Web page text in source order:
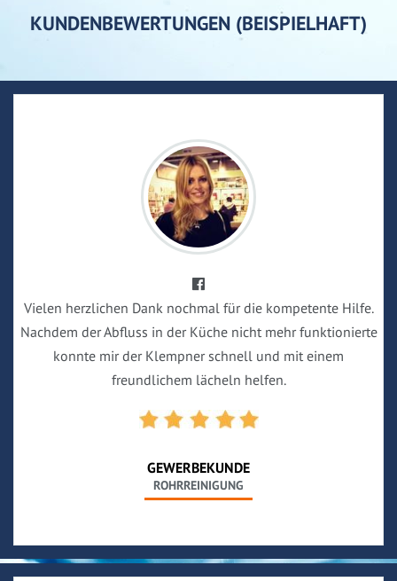
KUNDENBEWERTUNGEN (BEISPIELHAFT)
Vielen herzlichen Dank nochmal für die kompetente Hilfe.
Nachdem der Abfluss in der Küche nicht mehr funktionierte
konnte mir der Klempner schnell und mit einem
freundlichem lächeln helfen.
GEWERBEKUNDE
ROHRREINIGUNG